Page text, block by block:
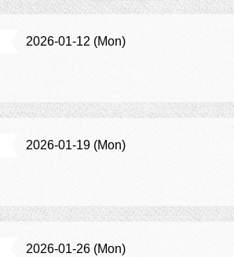
2026-01-12 (Mon)
2026-01-19 (Mon)
2026-01-26 (Mon)